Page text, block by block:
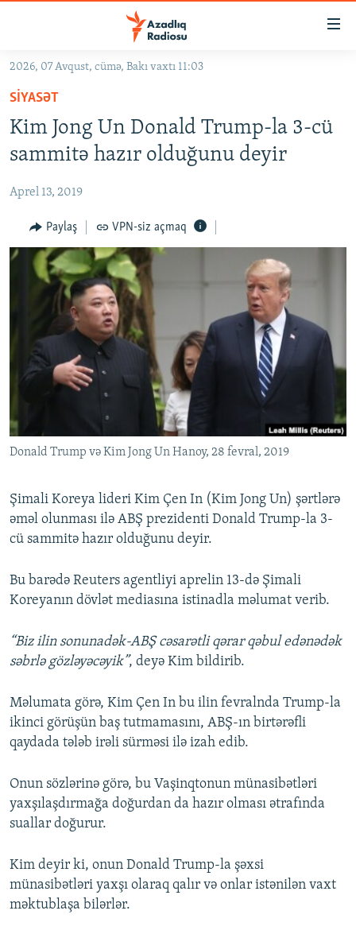
Əsas
qayıt
Əsas
naviqasiyaya
qayıt
Axtarışa
keç
GÜNDƏM
KORRUPSIOMETR
FƏRQƏ BAX
QANUNI DOĞRU
ARAŞDIRMA
MULTIMEDIA
VIDEO
FOTOQALEREYA
İNFOQRAFIKA
RADIO ARXIV
OXU ZALI
AZƏRBAYCAN ƏDƏBIYYATI KITABXANASI
İSLAM VƏ DEMOKRATIYA
HAQQIMIZDA
MISSIYAMIZ
PEŞƏ ETIKASI VƏ JURNALISTIKA STANDARTLARIMIZ
MATERIALLARIMIZDAN ISTIFADƏ
AZADLIQRADIOSU MOBIL TELEFONUNUZDA
XƏBƏR BÜLLETENLƏRIMIZ
BIZI IZLƏ
RFE/RL-in bütün saytları
2026, 07 Avqust, cümə, Bakı vaxtı 11:03
SIYASƏT
Kim Jong Un Donald Trump-la 3-cü
sammitə hazır olduğunu deyir
Aprel 13, 2019
Paylaş VPN-siz açmaq
Donald Trump və Kim Jong Un Hanoy, 28 fevral, 2019
Şimali Koreya lideri Kim Çen In (Kim Jong Un) şərtlərə
əməl olunması ilə ABŞ prezidenti Donald Trump-la 3-
cü sammitə hazır olduğunu deyir.
Bu barədə Reuters agentliyi aprelin 13-də Şimali
Koreyanın dövlət mediasına istinadla məlumat verib.
“Biz ilin sonunadək-ABŞ cəsarətli qərar qəbul edənədək
səbrlə gözləyəcəyik”, deyə Kim bildirib.
Məlumata görə, Kim Çen In bu ilin fevralnda Trump-la
ikinci görüşün baş tutmamasını, ABŞ-ın birtərəfli
qaydada tələb irəli sürməsi ilə izah edib.
Onun sözlərinə görə, bu Vaşinqtonun münasibətləri
yaxşılaşdırmağa doğurdan da hazır olması ətrafında
suallar doğurur.
Kim deyir ki, onun Donald Trump-la şəxsi
münasibətləri yaxşı olaraq qalır və onlar istənilən vaxt
məktublaşa bilərlər.